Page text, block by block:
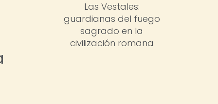
Las Vestales:
guardianas del fuego
sagrado en la
civilización romana